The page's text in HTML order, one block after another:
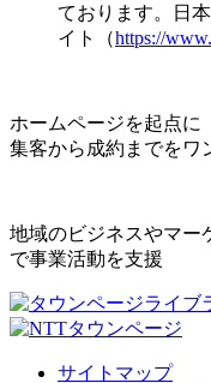
ております。日
イト（https://
ホームページを起点に
集客から成約までをワ
地域のビジネスやマー
で事業活動を支援
サイトマップ